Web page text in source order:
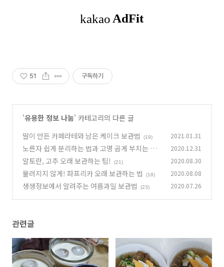
51 구독하기
'유용한 정보 나눔' 카테고리의 다른 글
딸이 만든 카페라테와 남은 케이크 보관법
(19) 2021.01.31
노른자 쉽게 분리하는 법과 고명 곱게 부치는 법
(31)
2020.12.31
알토란, 고추 오래 보관하는 팁! (21) 2020.08.30
물러지지 않게! 파프리카 오래 보관하는 법 (18) 2020.08.08
생생정보에서 알려주는 여름과일 보관법 (23) 2020.07.26
관련글